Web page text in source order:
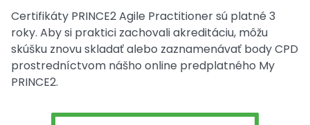
Certifikáty PRINCE2 Agile Practitioner sú platné 3
roky. Aby si praktici zachovali akreditáciu, môžu
skúšku znovu skladať alebo zaznamenávať body CPD
prostredníctvom nášho online predplatného My
PRINCE2.